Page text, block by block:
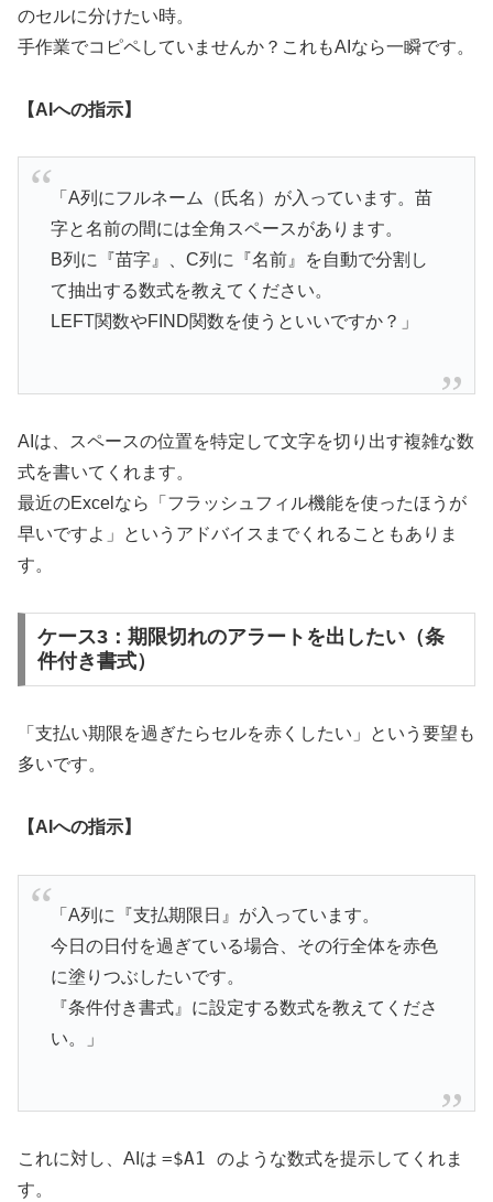
のセルに分けたい時。
手作業でコピペしていませんか？これもAIなら一瞬です。
【AIへの指示】
「A列にフルネーム（氏名）が入っています。苗
字と名前の間には全角スペースがあります。
B列に『苗字』、C列に『名前』を自動で分割し
て抽出する数式を教えてください。
LEFT関数やFIND関数を使うといいですか？」
AIは、スペースの位置を特定して文字を切り出す複雑な数
式を書いてくれます。
最近のExcelなら「フラッシュフィル機能を使ったほうが
早いですよ」というアドバイスまでくれることもありま
す。
ケース3：期限切れのアラートを出したい（条
件付き書式）
「支払い期限を過ぎたらセルを赤くしたい」という要望も
多いです。
【AIへの指示】
「A列に『支払期限日』が入っています。
今日の日付を過ぎている場合、その行全体を赤色
に塗りつぶしたいです。
『条件付き書式』に設定する数式を教えてくださ
い。」
これに対し、AIは =$A1 のような数式を提示してくれま
す。